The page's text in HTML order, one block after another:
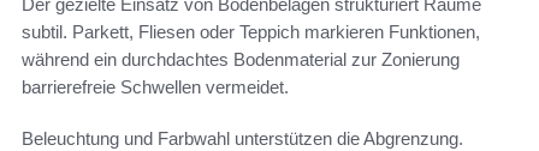
Der gezielte Einsatz von Bodenbelägen strukturiert Räume
subtil. Parkett, Fliesen oder Teppich markieren Funktionen,
während ein durchdachtes Bodenmaterial zur Zonierung
barrierefreie Schwellen vermeidet.
Beleuchtung und Farbwahl unterstützen die Abgrenzung.